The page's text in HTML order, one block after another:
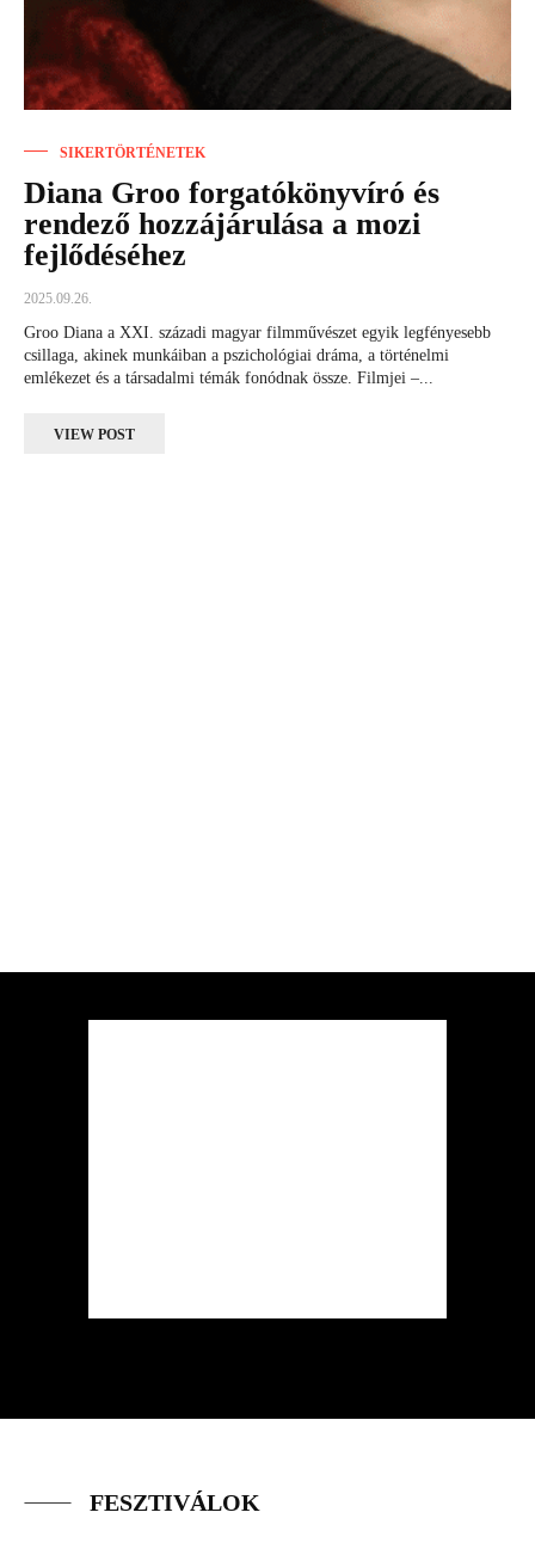
SIKERTÖRTÉNETEK
Diana Groo forgatókönyvíró és
rendező hozzájárulása a mozi
fejlődéséhez
2025.09.26.
Groo Diana a XXI. századi magyar filmművészet egyik legfényesebb
csillaga, akinek munkáiban a pszichológiai dráma, a történelmi
emlékezet és a társadalmi témák fonódnak össze. Filmjei –...
VIEW POST
FESZTIVÁLOK